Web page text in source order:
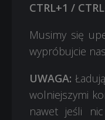
CTRL+1 /
Musimy się
wypróbujcie
UWAGA:
wolniejszymi
nawet jeśli